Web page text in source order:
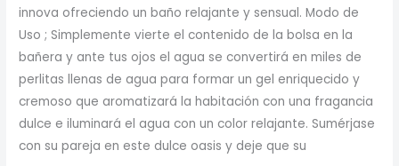
era:
17,73 €.
es:
14,75 €.
innova ofreciendo un baño relajante y sensual. Modo de
Uso ; Simplemente vierte el contenido de la bolsa en la
bañera y ante tus ojos el agua se convertirá en miles de
perlitas llenas de agua para formar un gel enriquecido y
cremoso que aromatizará la habitación con una fragancia
dulce e iluminará el agua con un color relajante. Sumérjase
con su pareja en este dulce oasis y deje que su